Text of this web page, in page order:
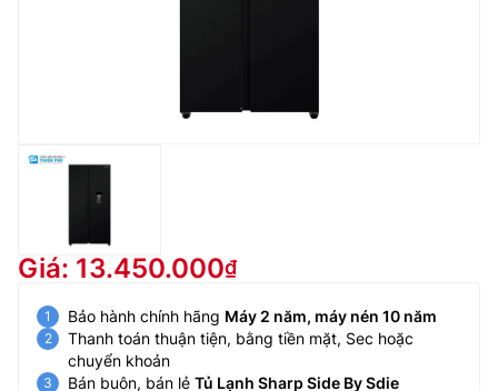
Giá: 13.450.000
Bảo hành chính hãng Máy 2 năm, máy nén 10 năm
Thanh toán thuận tiện, bằng tiền mặt, Sec hoặc
chuyển khoản
Bán buôn, bán lẻ Tủ Lạnh Sharp Side By Sdie